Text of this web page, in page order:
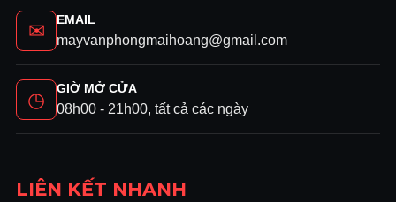
✉ EMAIL
mayvanphongmaihoang@gmail.com
◷ GIỜ MỞ CỬA
08h00 - 21h00, tất cả các ngày
LIÊN KẾT NHANH